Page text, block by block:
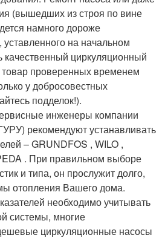
(вышедших из строя по вине
намного дороже
уставленного на начальном
циркуляционный
товар проверенных временем
у добросовестных
подделок!).
инженеры компании
рекомендуют устанавливать
– GRUNDFOS , WILO ,
. При правильном выборе
и типа, он прослужит долго,
отопления Вашего дома.
необходимо учитывать
системы, многие
циркуляционные насосы